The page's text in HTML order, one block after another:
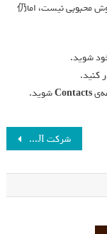
استفاده از سیم‌کارت برای انتقال مخاطبین، اگرچه دیگر روش محبوبی نیست، اما仍
شوید.
کنید.
Contactsشوید.
شرکت DJI یک سال زمان دارد تا نگرانی‌های امنیتی را حل کند